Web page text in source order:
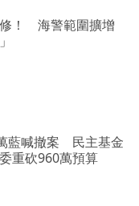
！ 海警範圍擴增
藍喊撤案 民主基金
重砍960萬預算